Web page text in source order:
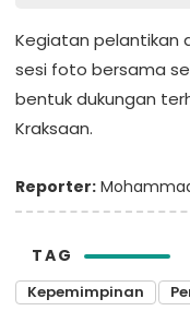
Kegiatan pelantikan
sesi foto bersama
bentuk dukungan
Kraksaan.
Reporter:
TAG
Kepemimpinan